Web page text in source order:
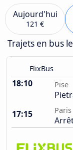
Aujourd'hui
121 €
Trajets en bus
FlixBus
18:10 Pise
17:15
Paris